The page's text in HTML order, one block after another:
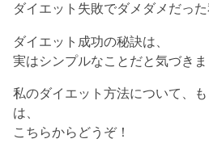
ダイエット失敗でダメダメだっ
ダイエット成功の秘訣は、
実はシンプルなことだと気づきま
私のダイエット方法について、
は、
こちらからどうぞ！